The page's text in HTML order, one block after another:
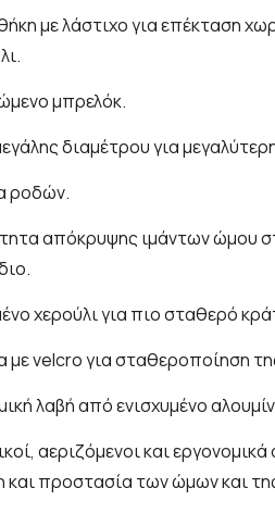
με λάστιχο για επέκταση
μπρελόκ.
διαμέτρου για
ροδών.
απόκρυψης ιμάντων ώμου
χερούλι για πιο σταθερό
με velcro για σταθεροποίηση
λαβή από ενισχυμένο
αεριζόμενοι και
και προστασία των ώμων και